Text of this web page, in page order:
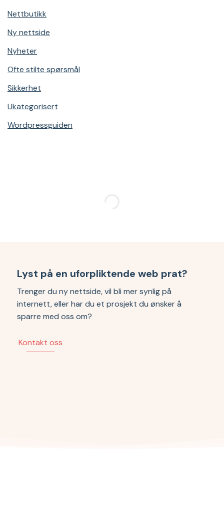
Nettbutikk
Ny nettside
Nyheter
Ofte stilte spørsmål
Sikkerhet
Ukategorisert
Wordpressguiden
Lyst på en uforpliktende web prat?
Trenger du ny nettside, vil bli mer synlig på
internett, eller har du et prosjekt du ønsker å
sparre med oss om?
Kontakt oss